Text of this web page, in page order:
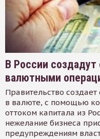
В России
валютными
Правительство
в валюте, с помощью
оттоком капитала из
нежелание бизнеса
предупреждениям